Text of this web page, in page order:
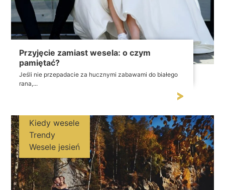
Przyjęcie zamiast wesela: o czym
pamiętać?
Jeśli nie przepadacie za hucznymi zabawami do białego
rana,...
Kiedy wesele
Trendy
Wesele jesień